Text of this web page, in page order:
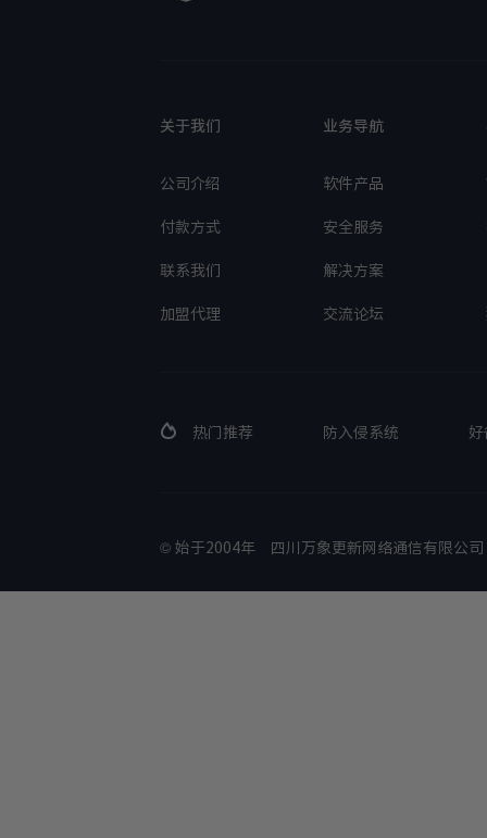
关于我们
公司介绍
付款方式
联系我们
加盟代理
业务导航
软件产品
安全服务
解决方案
交流论坛
热门推荐 防入侵系统 好
© 始于2004年 四川万象更新网络通信有限公司